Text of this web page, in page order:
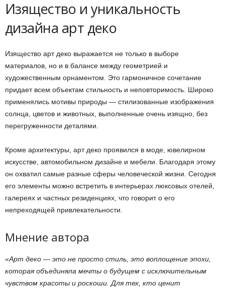
Изящество и уникальность
дизайна арт деко
Изящество арт деко выражается не только в выборе
материалов, но и в балансе между геометрией и
художественным орнаментом. Это гармоничное сочетание
придает всем объектам стильность и неповторимость. Широко
применялись мотивы природы — стилизованные изображения
солнца, цветов и животных, выполненные очень изящно, без
перегруженности деталями.
Кроме архитектуры, арт деко проявился в моде, ювелирном
искусстве, автомобильном дизайне и мебели. Благодаря этому
он охватил самые разные сферы человеческой жизни. Сегодня
его элементы можно встретить в интерьерах люксовых отелей,
галереях и частных резиденциях, что говорит о его
непреходящей привлекательности.
Мнение автора
«Арт деко — это не просто стиль, это воплощение эпохи,
которая объединяла мечты о будущем с исключительным
чувством красоты и роскоши. Для тех, кто ценит